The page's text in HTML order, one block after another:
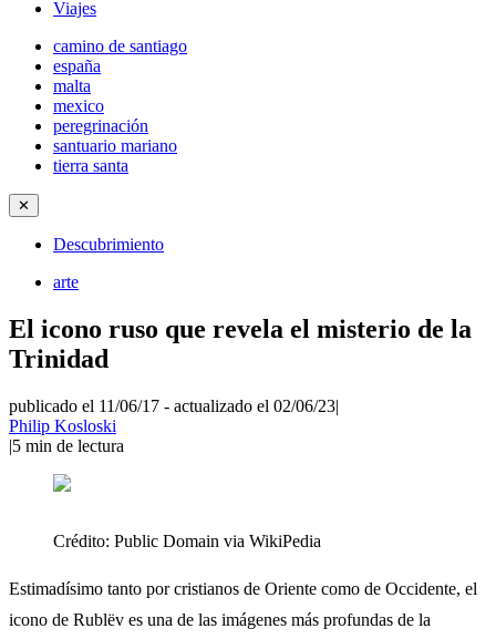
Viajes
camino de santiago
españa
malta
mexico
peregrinación
santuario mariano
tierra santa
✕
Descubrimiento
arte
El icono ruso que revela el misterio de la
Trinidad
publicado el 11/06/17 - actualizado el 02/06/23|
Philip Kosloski
|5 min de lectura
Crédito: Public Domain via WikiPedia
Estimadísimo tanto por cristianos de Oriente como de Occidente, el
icono de Rublëv es una de las imágenes más profundas de la